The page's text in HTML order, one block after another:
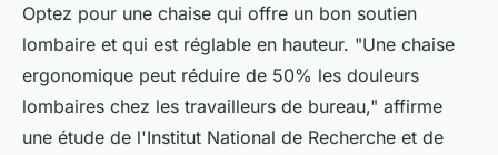
Optez pour une chaise qui offre un bon soutien
lombaire et qui est réglable en hauteur. "Une chaise
ergonomique peut réduire de 50% les douleurs
lombaires chez les travailleurs de bureau," affirme
une étude de l'Institut National de Recherche et de